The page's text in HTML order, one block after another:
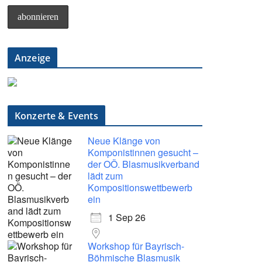
Anzeige
Konzerte & Events
Neue Klänge von
Komponistinnen gesucht –
der OÖ. Blasmusikverband
lädt zum
Kompositionswettbewerb
ein
1 Sep 26
Workshop für Bayrisch-
Böhmische Blasmusik